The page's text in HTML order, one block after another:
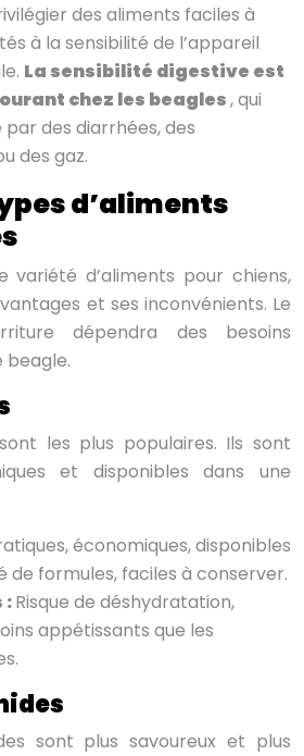
des aliments faciles à
à la sensibilité de l’appareil
La sensibilité digestive est
chez les beagles, qui
des diarrhées, des
des gaz.
d’aliments
variété d’aliments pour chiens,
et ses inconvénients. Le
dépendra des besoins
beagle.
les plus populaires. Ils sont
et disponibles dans une
économiques, disponibles
de formules, faciles à conserver.
:Risque de déshydratation,
appétissants que les
sont plus savoureux et plus